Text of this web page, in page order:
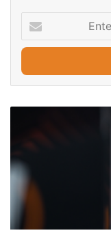
your
Email
fim
mantém
série